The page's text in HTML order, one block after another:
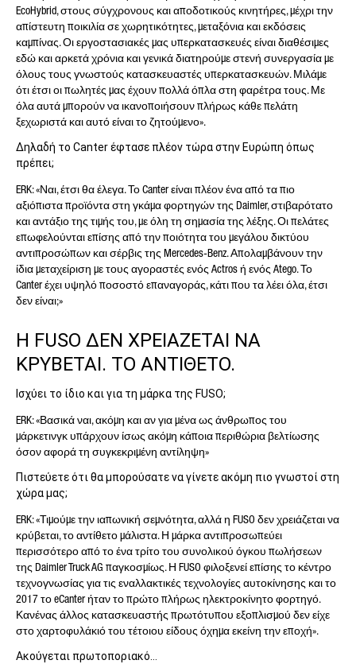
EcoHybrid, στους σύγχρονους και αποδοτικούς κινητήρες, μέχρι την
απίστευτη ποικιλία σε χωρητικότητες, μεταξόνια και εκδόσεις
καμπίνας. Οι εργοστασιακές μας υπερκατασκευές είναι διαθέσιμες
εδώ και αρκετά χρόνια και γενικά διατηρούμε στενή συνεργασία με
όλους τους γνωστούς κατασκευαστές υπερκατασκευών. Μιλάμε
ότι έτσι οι πωλητές μας έχουν πολλά όπλα στη φαρέτρα τους. Με
όλα αυτά μπορούν να ικανοποιήσουν πλήρως κάθε πελάτη
ξεχωριστά και αυτό είναι το ζητούμενο».
Δηλαδή το Canter έφτασε πλέον τώρα στην Ευρώπη όπως
πρέπει;
ERK: «Ναι, έτσι θα έλεγα. Το Canter είναι πλέον ένα από τα πιο
αξιόπιστα προϊόντα στη γκάμα φορτηγών της Daimler, στιβαρότατο
και αντάξιο της τιμής του, με όλη τη σημασία της λέξης. Οι πελάτες
επωφελούνται επίσης από την ποιότητα του μεγάλου δικτύου
αντιπροσώπων και σέρβις της Mercedes-Benz. Απολαμβάνουν την
ίδια μεταχείριση με τους αγοραστές ενός Actros ή ενός Atego. Το
Canter έχει υψηλό ποσοστό επαναγοράς, κάτι που τα λέει όλα, έτσι
δεν είναι;»
Η FUSO ΔΕΝ ΧΡΕΙΑΖΕΤΑΙ ΝΑ
ΚΡΥΒΕΤΑΙ. ΤΟ ΑΝΤΙΘΕΤΟ.
Ισχύει το ίδιο και για τη μάρκα της FUSO;
ERK: «Βασικά ναι, ακόμη και αν για μένα ως άνθρωπος του
μάρκετινγκ υπάρχουν ίσως ακόμη κάποια περιθώρια βελτίωσης
όσον αφορά τη συγκεκριμένη αντίληψη»
Πιστεύετε ότι θα μπορούσατε να γίνετε ακόμη πιο γνωστοί στη
χώρα μας;
ERK: «Τιμούμε την ιαπωνική σεμνότητα, αλλά η FUSO δεν χρειάζεται να
κρύβεται, το αντίθετο μάλιστα. Η μάρκα αντιπροσωπεύει
περισσότερο από το ένα τρίτο του συνολικού όγκου πωλήσεων
της Daimler Truck AG παγκοσμίως. Η FUSO φιλοξενεί επίσης το κέντρο
τεχνογνωσίας για τις εναλλακτικές τεχνολογίες αυτοκίνησης και το
2017 το eCanter ήταν το πρώτο πλήρως ηλεκτροκίνητο φορτηγό.
Κανένας άλλος κατασκευαστής πρωτότυπου εξοπλισμού δεν είχε
στο χαρτοφυλάκιό του τέτοιου είδους όχημα εκείνη την εποχή».
Ακούγεται πρωτοποριακό…